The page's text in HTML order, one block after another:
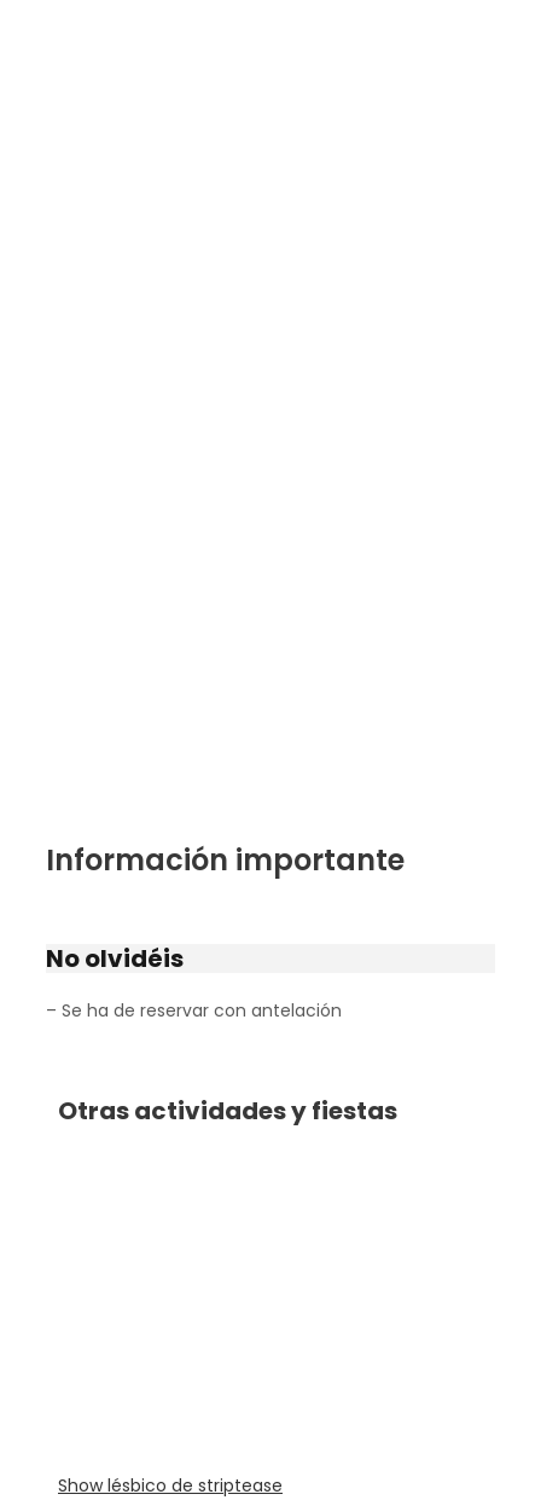
Información importante
No olvidéis
– Se ha de reservar con antelación
Otras actividades y fiestas
Show lésbico de striptease